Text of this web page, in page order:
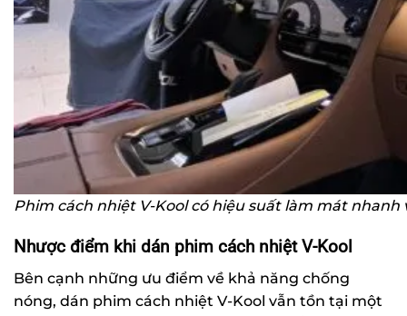
Phim cách nhiệt V-Kool có hiệu suất làm mát
Nhược điểm khi dán phim cách nhiệt V-Kool
Bên cạnh những ưu điểm về khả năng chống
nóng, dán phim cách nhiệt V-Kool vẫn tồn tại một